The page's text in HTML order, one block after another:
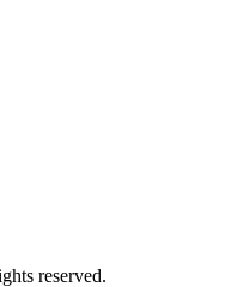
reserved.